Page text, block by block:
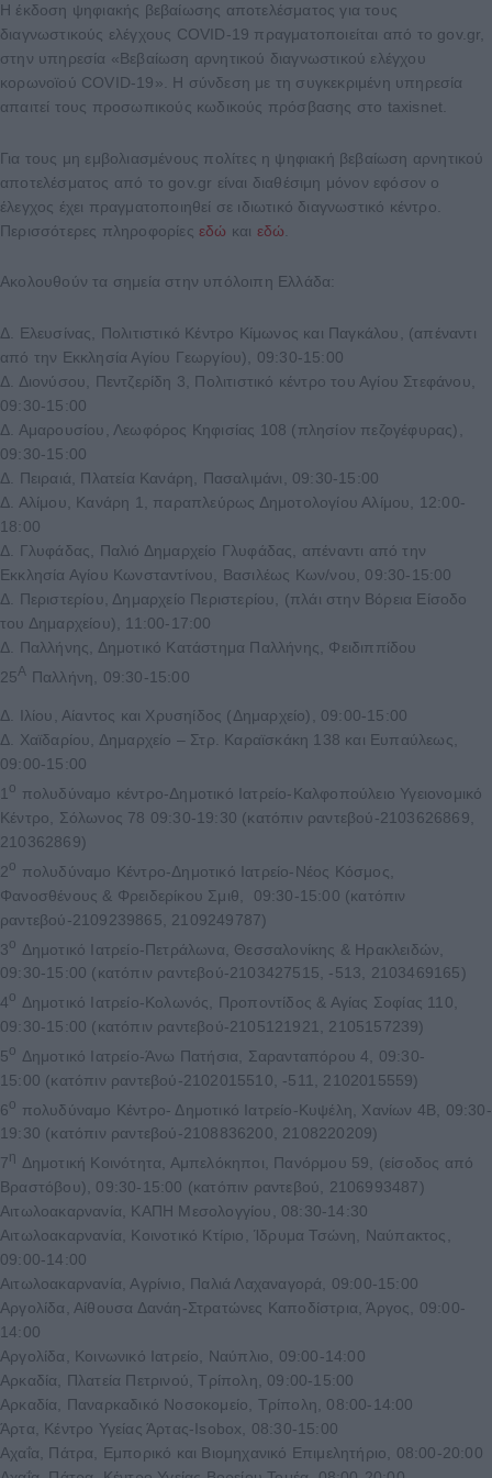
Η έκδοση ψηφιακής βεβαίωσης αποτελέσματος για τους
διαγνωστικούς ελέγχους COVID-19 πραγματοποιείται από το gov.gr,
στην υπηρεσία «Βεβαίωση αρνητικού διαγνωστικού ελέγχου
κορωνοϊού COVID-19». Η σύνδεση με τη συγκεκριμένη υπηρεσία
απαιτεί τους προσωπικούς κωδικούς πρόσβασης στο taxisnet.
Για τους μη εμβολιασμένους πολίτες η ψηφιακή βεβαίωση αρνητικού
αποτελέσματος από το gov.gr είναι διαθέσιμη μόνον εφόσον ο
έλεγχος έχει πραγματοποιηθεί σε ιδιωτικό διαγνωστικό κέντρο.
Περισσότερες πληροφορίες εδώ και εδώ
Ακολουθούν τα σημεία στην υπόλοιπη Ελλάδα:
Δ. Ελευσίνας, Πολιτιστικό Κέντρο Κίμωνος και Παγκάλου, (απέναντι
από την Εκκλησία Αγίου Γεωργίου), 09:30-15:00
Δ. Διονύσου, Πεντζερίδη 3, Πολιτιστικό κέντρο του Αγίου Στεφάνου,
09:30-15:00
Δ. Αμαρουσίου, Λεωφόρος Κηφισίας 108 (πλησίον πεζογέφυρας),
09:30-15:00
Δ. Πειραιά, Πλατεία Κανάρη, Πασαλιμάνι, 09:30-15:00
Δ. Αλίμου, Κανάρη 1, παραπλεύρως Δημοτολογίου Αλίμου, 12:00-
18:00
Δ. Γλυφάδας, Παλιό Δημαρχείο Γλυφάδας, απέναντι από την
Εκκλησία Αγίου Κωνσταντίνου, Βασιλέως Κων/νου, 09:30-15:00
Δ. Περιστερίου, Δημαρχείο Περιστερίου, (πλάι στην Βόρεια Είσοδο
του Δημαρχείου), 11:00-17:00
Δ. Παλλήνης, Δημοτικό Κατάστημα Παλλήνης, Φειδιππίδου
25Α Παλλήνη, 09:30-15:00
Δ. Ιλίου, Αίαντος και Χρυσηίδος (Δημαρχείο), 09:00-15:00
Δ. Χαϊδαρίου, Δημαρχείο – Στρ. Καραϊσκάκη 138 και Ευπαύλεως,
09:00-15:00
1 ο πολυδύναμο κέντρο-Δημοτικό Ιατρείο-Καλφοπούλειο Υγειονομικό
Κέντρο, Σόλωνος 78 09:30-19:30 (κατόπιν ραντεβού-2103626869,
210362869)
2ο πολυδύναμο Κέντρο-Δημοτικό Ιατρείο-Νέος Κόσμος,
Φανοσθένους & Φρειδερίκου Σμιθ, 09:30-15:00 (κατόπιν
ραντεβού-2109239865, 2109249787)
3ο Δημοτικό Ιατρείο-Πετράλωνα, Θεσσαλονίκης & Ηρακλειδών,
09:30-15:00 (κατόπιν ραντεβού-2103427515, -513, 2103469165)
4ο Δημοτικό Ιατρείο-Κολωνός, Προποντίδος & Αγίας Σοφίας 110,
09:30-15:00 (κατόπιν ραντεβού-2105121921, 2105157239)
5ο Δημοτικό Ιατρείο-Άνω Πατήσια, Σαρανταπόρου 4, 09:30-
15:00 (κατόπιν ραντεβού-2102015510, -511, 2102015559)
6ο πολυδύναμο Κέντρο- Δημοτικό Ιατρείο-Κυψέλη, Χανίων 4Β, 09:30-
19:30 (κατόπιν ραντεβού-2108836200, 2108220209)
7η Δημοτική Κοινότητα, Αμπελόκηποι, Πανόρμου 59, (είσοδος από
Βραστόβου), 09:30-15:00 (κατόπιν ραντεβού, 2106993487)
Αιτωλοακαρνανία, ΚΑΠΗ Μεσολογγίου, 08:30-14:30
Αιτωλοακαρνανία, Κοινοτικό Κτίριο, Ίδρυμα Τσώνη, Ναύπακτος,
09:00-14:00
Αιτωλοακαρνανία, Αγρίνιο, Παλιά Λαχαναγορά, 09:00-15:00
Αργολίδα, Αίθουσα Δανάη-Στρατώνες Καποδίστρια, Άργος, 09:00-
14:00
Αργολίδα, Κοινωνικό Ιατρείο, Ναύπλιο, 09:00-14:00
Αρκαδία, Πλατεία Πετρινού, Τρίπολη, 09:00-15:00
Αρκαδία, Παναρκαδικό Νοσοκομείο, Τρίπολη, 08:00-14:00
Άρτα, Κέντρο Υγείας Άρτας-Isobox, 08:30-15:00
Αχαΐα, Πάτρα, Εμπορικό και Βιομηχανικό Επιμελητήριο, 08:00-20:00